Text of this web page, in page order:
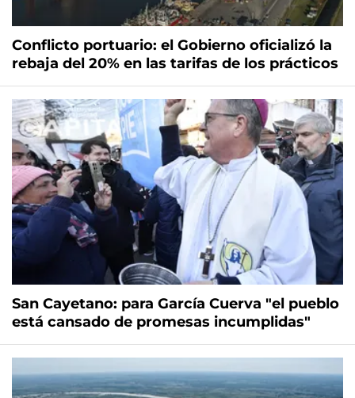
Conflicto portuario: el Gobierno oficializó la
rebaja del 20% en las tarifas de los prácticos
San Cayetano: para García Cuerva "el pueblo
está cansado de promesas incumplidas"